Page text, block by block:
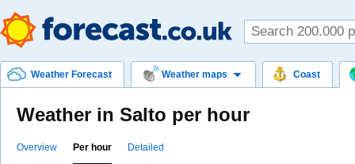
Weather Forecast Weather maps Coast
Weather in Salto per hour
Overview Per hour Detailed